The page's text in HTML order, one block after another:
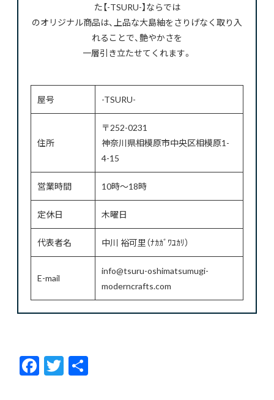
た【-TSURU-】ならでは
のオリジナル商品は、上品な大島紬をさりげなく取り入
れることで、艶やかさを
一層引き立たせてくれます。
屋号 -TSURU-
住所
〒252-0231
神奈川県相模原市中央区相模原1-
4-15
営業時間 10時～18時
定休日 木曜日
代表者名 中川 裕可里（ﾅｶｶﾞﾜﾕｶﾘ）
E-mail
info@tsuru-oshimatsumugi-
moderncrafts.com
F
ac
T
w